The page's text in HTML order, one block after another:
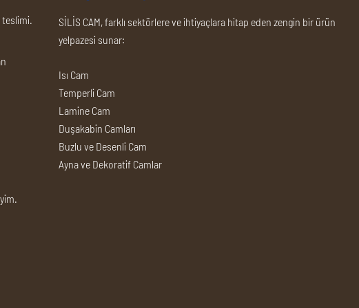
teslimi.
SİLİS CAM, farklı sektörlere ve ihtiyaçlara hitap eden zengin bir ürün
yelpazesi sunar:
Isı Cam
Temperli Cam
Lamine Cam
Duşakabin Camları
Buzlu ve Desenli Cam
Ayna ve Dekoratif Camlar